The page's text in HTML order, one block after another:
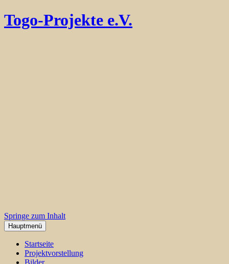
Togo-Projekte e.V.
Springe zum Inhalt
Hauptmenü
Startseite
Projektvorstellung
Bilder